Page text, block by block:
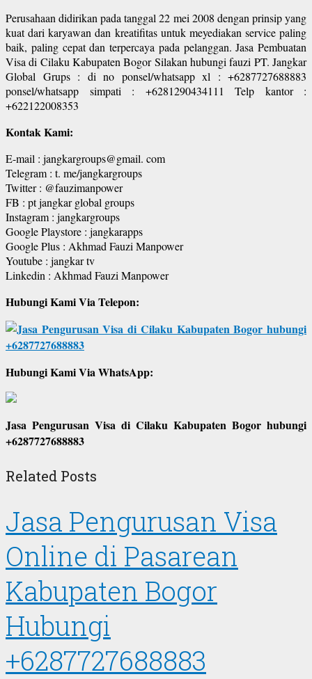
Perusahaan didirikan pada tanggal 22 mei 2008 dengan prinsip yang
kuat dari karyawan dan kreatifitas untuk meyediakan service paling
baik, paling cepat dan terpercaya pada pelanggan. Jasa Pembuatan
Visa di Cilaku Kabupaten Bogor Silakan hubungi fauzi PT. Jangkar
Global Grups : di no ponsel/whatsapp xl : +6287727688883
ponsel/whatsapp simpati : +6281290434111 Telp kantor :
+622122008353
Kontak Kami:
E-mail : jangkargroups@gmail. com
Telegram : t. me/jangkargroups
Twitter : @fauzimanpower
FB : pt jangkar global groups
Instagram : jangkargroups
Google Playstore : jangkarapps
Google Plus : Akhmad Fauzi Manpower
Youtube : jangkar tv
Linkedin : Akhmad Fauzi Manpower
Hubungi Kami Via Telepon:
Hubungi Kami Via WhatsApp:
Jasa Pengurusan Visa di Cilaku Kabupaten Bogor hubungi
+6287727688883
Related Posts
Jasa Pengurusan Visa
Online di Pasarean
Kabupaten Bogor
Hubungi
+6287727688883